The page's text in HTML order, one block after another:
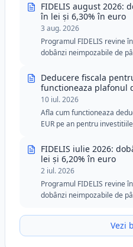
FIDELIS august 2026:
în lei și 6,30% în euro
3 aug. 2026
Programul FIDELIS revine
dobânzi neimpozabile de
donatorii de sânge, cu
Deducere fiscala
functioneaza plafonul
10 iul. 2026
Afla cum functioneaza
EUR pe an pentru
FIDELIS iulie 2026:
lei și 6,20% în euro
2 iul. 2026
Programul FIDELIS revine
dobânzi neimpozabile de
donatorii de sânge în lei și
pentru investitorii careVezi